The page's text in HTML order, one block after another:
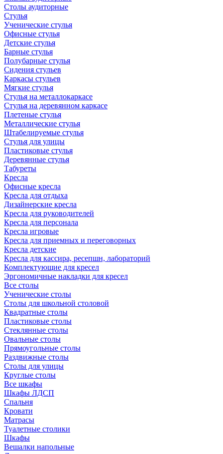
Столы аудиторные
Стулья
Ученические стулья
Офисные стулья
Детские стулья
Барные стулья
Полубарные стулья
Сидения стульев
Каркасы стульев
Мягкие стулья
Стулья на металлокаркасе
Стулья на деревянном каркасе
Плетеные стулья
Металлические стулья
Штабелируемые стулья
Стулья для улицы
Пластиковые стулья
Деревянные стулья
Табуреты
Кресла
Офисные кресла
Кресла для отдыха
Дизайнерские кресла
Кресла для руководителей
Кресла для персонала
Кресла игровые
Кресла для приемных и переговорных
Кресла детские
Кресла для кассира, ресепшн, лабораторий
Комплектующие для кресел
Эргономичные накладки для кресел
Все столы
Ученические столы
Столы для школьной столовой
Квадратные столы
Пластиковые столы
Стеклянные столы
Овальные столы
Прямоугольные столы
Раздвижные столы
Столы для улицы
Круглые столы
Все шкафы
Шкафы ЛДСП
Спальня
Кровати
Матрасы
Туалетные столики
Шкафы
Вешалки напольные